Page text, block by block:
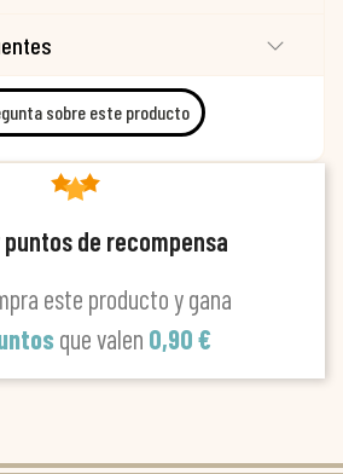
sobre este producto
de recompensa
este producto y gana
que valen 0,90 €